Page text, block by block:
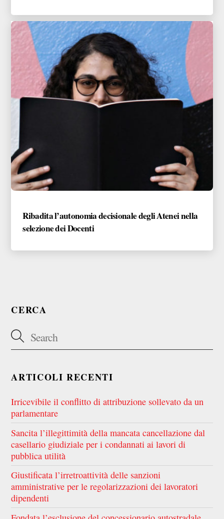
Ribadita l’autonomia decisionale degli Atenei nella
selezione dei Docenti
CERCA
ARTICOLI RECENTI
Irricevibile il conflitto di attribuzione sollevato da un
parlamentare
Sancita l’illegittimità della mancata cancellazione dal
casellario giudiziale per i condannati ai lavori di
pubblica utilità
Giustificata l’irretroattività delle sanzioni
amministrative per le regolarizzazioni dei lavoratori
dipendenti